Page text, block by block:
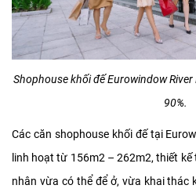
Shophouse khối đế Eurowindow
90%.
Các căn shophouse khối đế tại
linh hoạt từ 156m2 – 262m2, thiết
nhân vừa có thể để ở, vừa khai thác